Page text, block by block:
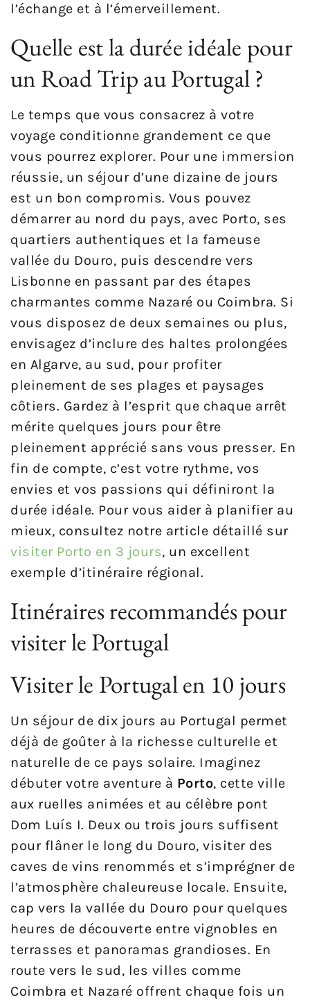
l’échange et à l’émerveillement.
Quelle est la durée idéale pour
un Road Trip au Portugal ?
Le temps que vous consacrez à votre
voyage conditionne grandement ce que
vous pourrez explorer. Pour une immersion
réussie, un séjour d’une dizaine de jours
est un bon compromis. Vous pouvez
démarrer au nord du pays, avec Porto, ses
quartiers authentiques et la fameuse
vallée du Douro, puis descendre vers
Lisbonne en passant par des étapes
charmantes comme Nazaré ou Coimbra. Si
vous disposez de deux semaines ou plus,
envisagez d’inclure des haltes prolongées
en Algarve, au sud, pour profiter
pleinement de ses plages et paysages
côtiers. Gardez à l’esprit que chaque arrêt
mérite quelques jours pour être
pleinement apprécié sans vous presser. En
fin de compte, c’est votre rythme, vos
envies et vos passions qui définiront la
durée idéale. Pour vous aider à planifier au
mieux, consultez notre article détaillé sur
visiter Porto en 3 jours, un excellent
exemple d’itinéraire régional.
Itinéraires recommandés pour
visiter le Portugal
Visiter le Portugal en 10 jours
Un séjour de dix jours au Portugal permet
déjà de goûter à la richesse culturelle et
naturelle de ce pays solaire. Imaginez
débuter votre aventure à Porto, cette ville
aux ruelles animées et au célèbre pont
Dom Luís I. Deux ou trois jours suffisent
pour flâner le long du Douro, visiter des
caves de vins renommés et s’imprégner de
l’atmosphère chaleureuse locale. Ensuite,
cap vers la vallée du Douro pour quelques
heures de découverte entre vignobles en
terrasses et panoramas grandioses. En
route vers le sud, les villes comme
Coimbra et Nazaré offrent chaque fois un